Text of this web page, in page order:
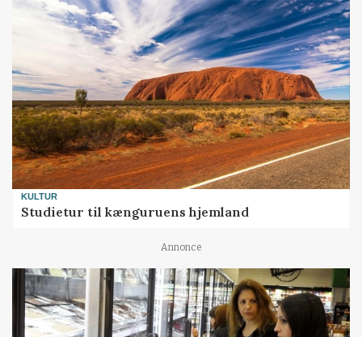
KULTUR
Studietur til kænguruens hjemland
Annonce